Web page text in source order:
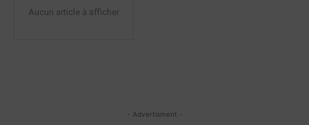
Aucun article à afficher
- Advertisment -